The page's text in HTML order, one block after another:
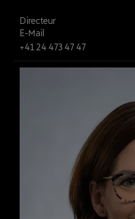
Directeur
E-Mail
+41 24 473 47 47